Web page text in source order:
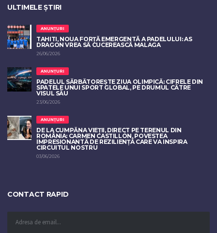
ULTIMELE ȘTIRI
ANUNȚURI
TAHITI, NOUA FORȚĂ EMERGENTĂ A PADELULUI: AS
DRAGON VREA SĂ CUCEREASCĂ MALAGA
26/06/2026
ANUNȚURI
PADELUL SĂRBĂTOREȘTE ZIUA OLIMPICĂ: CIFRELE DIN
SPATELE UNUI SPORT GLOBAL, PE DRUMUL CĂTRE
VISUL SĂU
23/06/2026
ANUNȚURI
DE LA CUMPĂNA VIEȚII, DIRECT PE TERENUL DIN
ROMÂNIA: CARMEN CASTILLÓN, POVESTEA
IMPRESIONANTĂ DE REZILIENȚĂ CARE VA INSPIRA
CIRCUITUL NOSTRU
03/06/2026
CONTACT RAPID